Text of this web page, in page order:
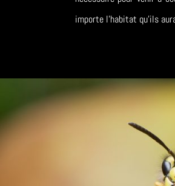
importe l’habitat qu’ils